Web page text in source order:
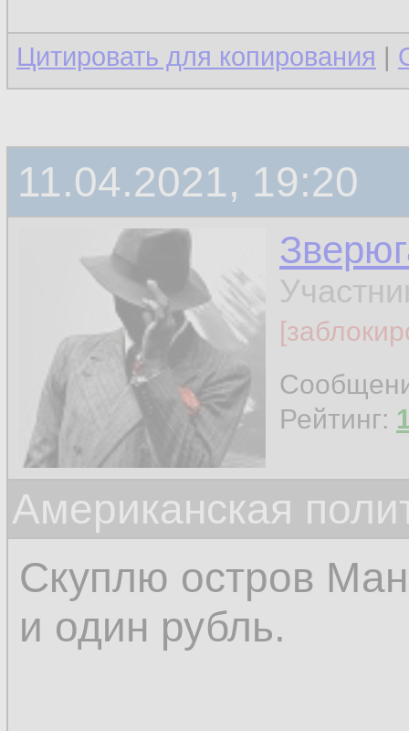
Цитировать для копирования |
11.04.2021, 19:20
Рейтинг:
Американская
Скуплю остров
и один рубль.